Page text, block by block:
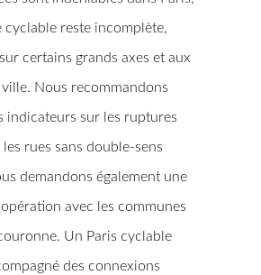
cyclable reste incomplète,
certains grands axes et aux
ville. Nous recommandons
indicateurs sur les ruptures
rues sans double-sens
demandons également une
avec les communes
Un Paris cyclable
des connexions